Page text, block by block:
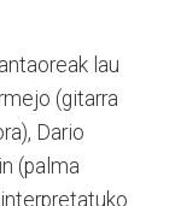
lau
(gitarra
Dario
(palma